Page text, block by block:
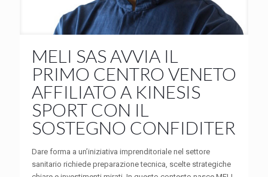
MELI SAS AVVIA IL
PRIMO CENTRO VENETO
AFFILIATO A KINESIS
SPORT CON IL
SOSTEGNO CONFIDITER
Dare forma a un’iniziativa imprenditoriale nel settore
sanitario richiede preparazione tecnica, scelte strategiche